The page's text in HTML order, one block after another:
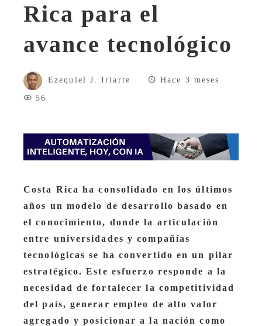
Rica para el
avance tecnológico
Ezequiel J. Iriarte
Hace 3 meses
56
Costa Rica ha consolidado en los últimos
años un modelo de desarrollo basado en
el conocimiento, donde la articulación
entre universidades y compañías
tecnológicas se ha convertido en un pilar
estratégico. Este esfuerzo responde a la
necesidad de fortalecer la competitividad
del país, generar empleo de alto valor
agregado y posicionar a la nación como